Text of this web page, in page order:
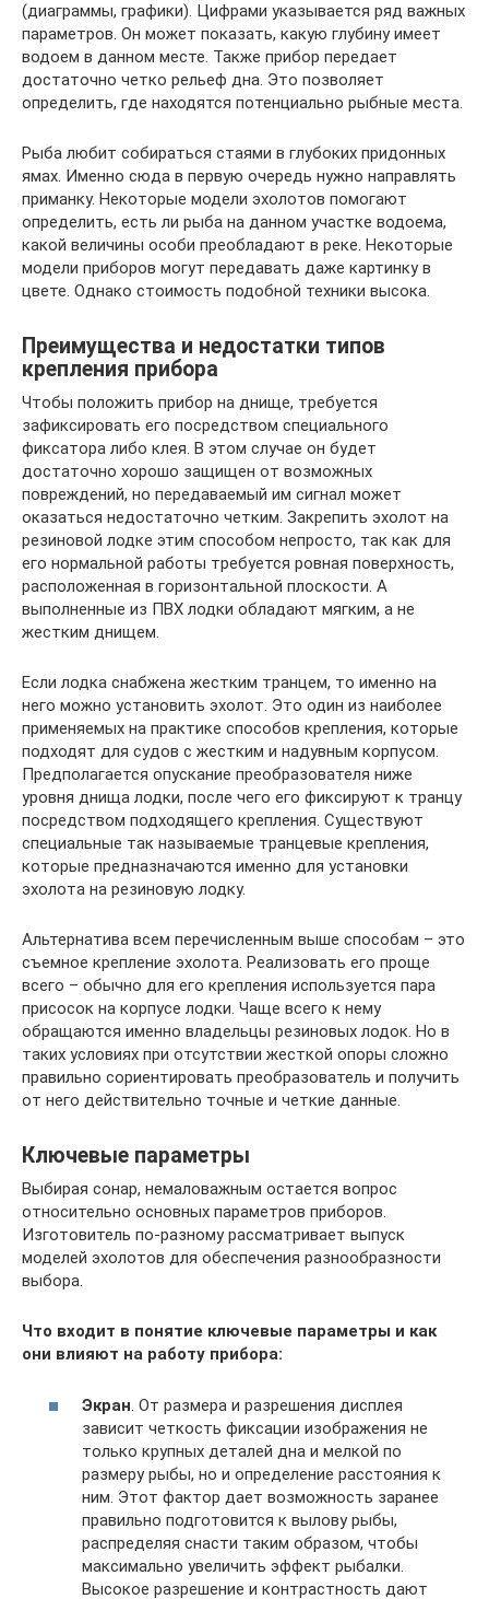
(диаграммы, графики). Цифрами указывается ряд важных
параметров. Он может показать, какую глубину имеет
водоем в данном месте. Также прибор передает
достаточно четко рельеф дна. Это позволяет
определить, где находятся потенциально рыбные места.
Рыба любит собираться стаями в глубоких придонных
ямах. Именно сюда в первую очередь нужно направлять
приманку. Некоторые модели эхолотов помогают
определить, есть ли рыба на данном участке водоема,
какой величины особи преобладают в реке. Некоторые
модели приборов могут передавать даже картинку в
цвете. Однако стоимость подобной техники высока.
Преимущества и недостатки типов
крепления прибора
Чтобы положить прибор на днище, требуется
зафиксировать его посредством специального
фиксатора либо клея. В этом случае он будет
достаточно хорошо защищен от возможных
повреждений, но передаваемый им сигнал может
оказаться недостаточно четким. Закрепить эхолот на
резиновой лодке этим способом непросто, так как для
его нормальной работы требуется ровная поверхность,
расположенная в горизонтальной плоскости. А
выполненные из ПВХ лодки обладают мягким, а не
жестким днищем.
Если лодка снабжена жестким транцем, то именно на
него можно установить эхолот. Это один из наиболее
применяемых на практике способов крепления, которые
подходят для судов с жестким и надувным корпусом.
Предполагается опускание преобразователя ниже
уровня днища лодки, после чего его фиксируют к транцу
посредством подходящего крепления. Существуют
специальные так называемые транцевые крепления,
которые предназначаются именно для установки
эхолота на резиновую лодку.
Альтернатива всем перечисленным выше способам – это
съемное крепление эхолота. Реализовать его проще
всего – обычно для его крепления используется пара
присосок на корпусе лодки. Чаще всего к нему
обращаются именно владельцы резиновых лодок. Но в
таких условиях при отсутствии жесткой опоры сложно
правильно сориентировать преобразователь и получить
от него действительно точные и четкие данные.
Ключевые параметры
Выбирая сонар, немаловажным остается вопрос
относительно основных параметров приборов.
Изготовитель по-разному рассматривает выпуск
моделей эхолотов для обеспечения разнообразности
выбора.
Что входит в понятие ключевые параметры и как
они влияют на работу прибора:
Экран . От размера и разрешения дисплея
зависит четкость фиксации изображения не
только крупных деталей дна и мелкой по
размеру рыбы, но и определение расстояния к
ним. Этот фактор дает возможность заранее
правильно подготовится к вылову рыбы,
распределяя снасти таким образом, чтобы
максимально увеличить эффект рыбалки.
Высокое разрешение и контрастность дают